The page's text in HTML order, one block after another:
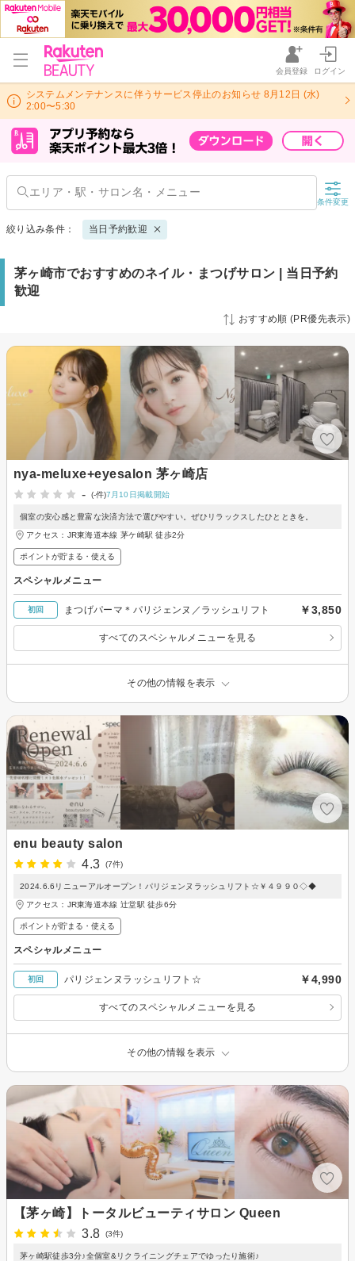
会員登録 ログイン
システムメンテナンスに伴うサービス停止のお知らせ 8月12日 (水)
2:00〜5:30
条件変更
絞り込み条件： 当日予約歓迎
茅ヶ崎市でおすすめのネイル・まつげサロン | 当日予約
歓迎
おすすめ順 (PR優先表示)
nya-meluxe+eyesalon 茅ヶ崎店
-
(-件)7月10日掲載開始
個室の安心感と豊富な決済方法で選びやすい。ぜひリラックスしたひとときを。
アクセス：JR東海道本線 茅ケ崎駅 徒歩2分
ポイントが貯まる・使える
スペシャルメニュー
初回 まつげパーマ＊パリジェンヌ／ラッシュリフト ￥3,850
すべてのスペシャルメニューを見る
その他の情報を表示
enu beauty salon
4.3
(7件)
2024.6.6リニューアルオープン！パリジェンヌラッシュリフト☆￥４９９０◇◆
アクセス：JR東海道本線 辻堂駅 徒歩6分
ポイントが貯まる・使える
スペシャルメニュー
初回 パリジェンヌラッシュリフト☆ ￥4,990
すべてのスペシャルメニューを見る
その他の情報を表示
【茅ヶ崎】トータルビューティサロン Queen
3.8
(3件)
茅ヶ崎駅徒歩3分♪全個室&リクライニングチェアでゆったり施術♪